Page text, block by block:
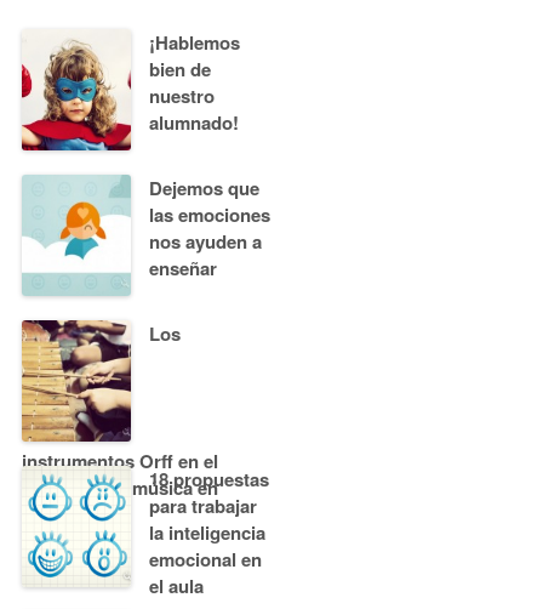
¡Hablemos
bien de
nuestro
alumnado!
Dejemos que
las emociones
nos ayuden a
enseñar
Los
instrumentos Orff en el
aula: ¡vive la música en
grupo!
18 propuestas
para trabajar
la inteligencia
emocional en
el aula